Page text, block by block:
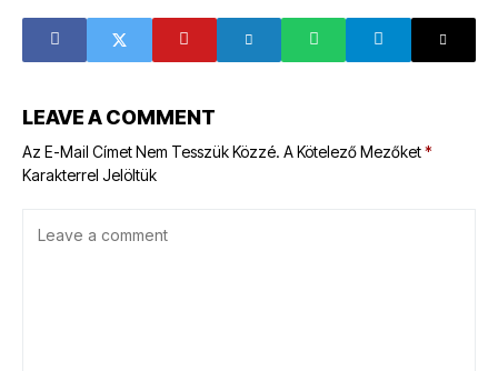
LEAVE A COMMENT
Az E-Mail Címet Nem Tesszük Közzé. A Kötelező Mezőket*
Karakterrel Jelöltük